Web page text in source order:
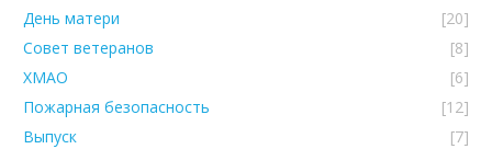
День матери
[20]
Совет ветеранов
[8]
ХМАО
[6]
Пожарная безопасность
[12]
Выпуск
[7]